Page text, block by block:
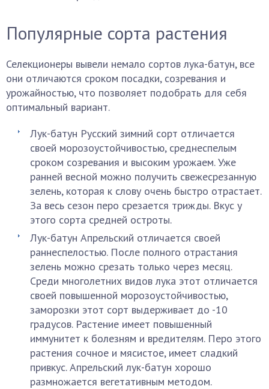
Популярные сорта растения
Селекционеры вывели немало сортов лука-батун, все
они отличаются сроком посадки, созревания и
урожайностью, что позволяет подобрать для себя
оптимальный вариант.
Лук-батун Русский зимний сорт отличается
своей морозоустойчивостью, среднеспелым
сроком созревания и высоким урожаем. Уже
ранней весной можно получить свежесрезанную
зелень, которая к слову очень быстро отрастает.
За весь сезон перо срезается трижды. Вкус у
этого сорта средней остроты.
Лук-батун Апрельский отличается своей
раннеспелостью. После полного отрастания
зелень можно срезать только через месяц.
Среди многолетних видов лука этот отличается
своей повышенной морозоустойчивостью,
заморозки этот сорт выдерживает до -10
градусов. Растение имеет повышенный
иммунитет к болезням и вредителям. Перо этого
растения сочное и мясистое, имеет сладкий
привкус. Апрельский лук-батун хорошо
размножается вегетативным методом.